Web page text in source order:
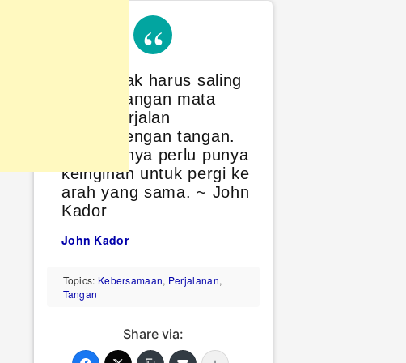
Anda tidak harus saling
berpandangan mata
untuk berjalan
bergandengan tangan.
Anda hanya perlu punya
keinginan untuk pergi ke
arah yang sama. ~ John
Kador
John Kador
Topics: Kebersamaan, Perjalanan,
Tangan
Share via: